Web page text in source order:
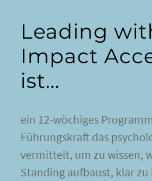
Leading
Impact
ist...
ein 12-wöchiges
Führungskraft das
vermittelt, um zu wissen,
Standing aufbaust, klar